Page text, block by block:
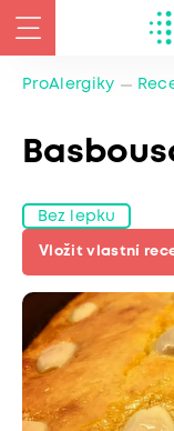
ProAlergiky
Bez lepku
Vložit vlastní